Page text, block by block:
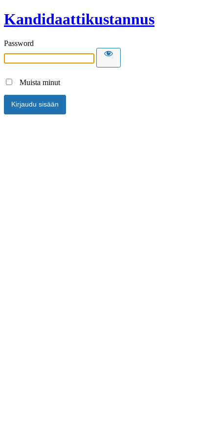
Kandidaattikustannus
Password
Muista minut